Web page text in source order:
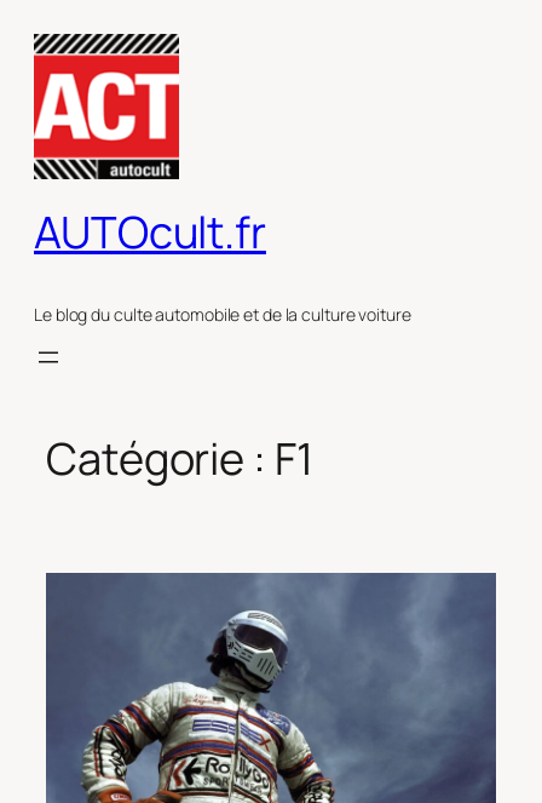
contenu
AUTOcult.fr
Le blog du culte automobile et de la culture voiture
Catégorie : F1